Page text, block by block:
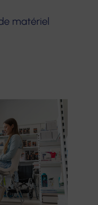
matériel